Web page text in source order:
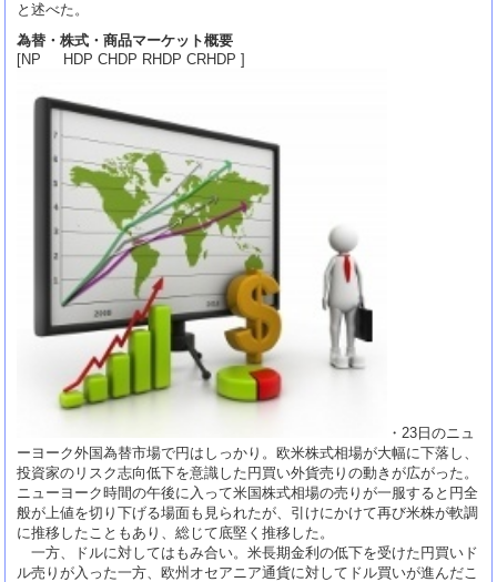
と述べた。
為替・株式・商品マーケット概要
[NP HDP CHDP RHDP CRHDP ]
・23日のニュ
ーヨーク外国為替市場で円はしっかり。欧米株式相場が大幅に下落し、
投資家のリスク志向低下を意識した円買い外貨売りの動きが広がった。
ニューヨーク時間の午後に入って米国株式相場の売りが一服すると円全
般が上値を切り下げる場面も見られたが、引けにかけて再び米株が軟調
に推移したこともあり、総じて底堅く推移した。
一方、ドルに対してはもみ合い。米長期金利の低下を受けた円買いド
ル売りが入った一方、欧州オセアニア通貨に対してドル買いが進んだこ